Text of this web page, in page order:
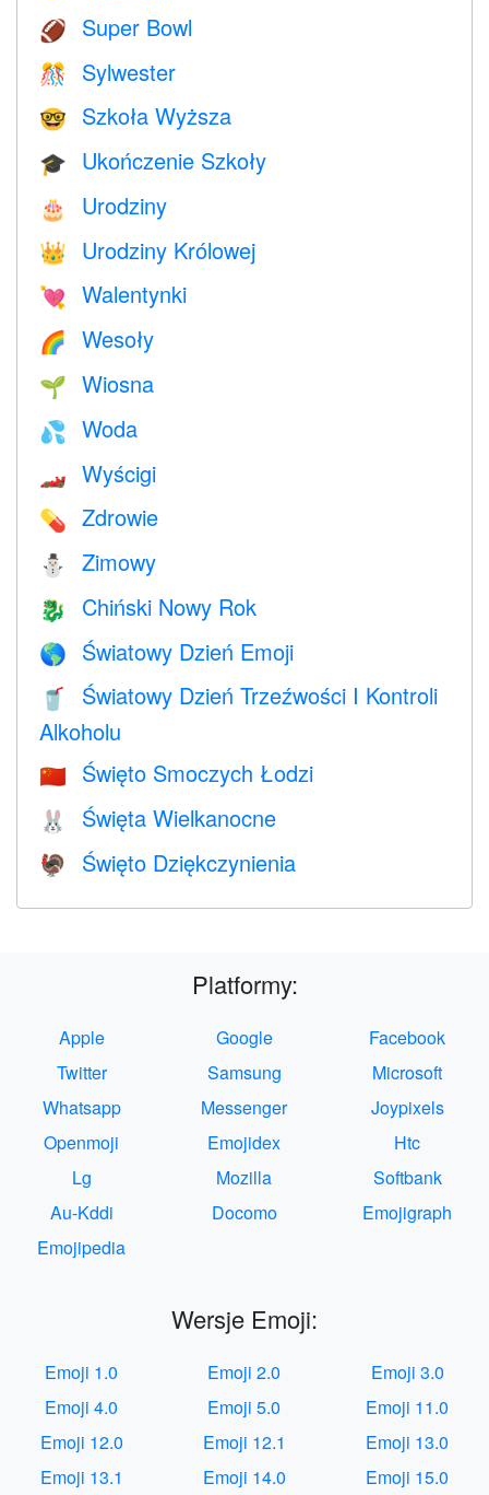
🏈 Super Bowl
🎊 Sylwester
🤓 Szkoła Wyższa
🎓 Ukończenie Szkoły
🎂 Urodziny
👑 Urodziny Królowej
💘 Walentynki
🌈 Wesoły
🌱 Wiosna
💦 Woda
🏎 Wyścigi
💊 Zdrowie
⛄ Zimowy
🐉 Chiński Nowy Rok
🌎 Światowy Dzień Emoji
🥤
Światowy Dzień Trzeźwości I Kontroli
Alkoholu
🇨🇳 Święto Smoczych Łodzi
🐰 Święta Wielkanocne
🦃 Święto Dziękczynienia
Platformy:
Apple Google
Facebook
Twitter
Samsung
Microsoft
Whatsapp
Messenger
Joypixels
Openmoji
Emojidex
Htc
Lg
Mozilla
Softbank
Au-Kddi
Docomo
Emojigraph
Emojipedia
Wersje Emoji:
Emoji 1.0 Emoji 2.0
Emoji 3.0
Emoji 4.0
Emoji 5.0
Emoji 11.0
Emoji 12.0
Emoji 12.1
Emoji 13.0
Emoji 13.1
Emoji 14.0 Emoji 15.0